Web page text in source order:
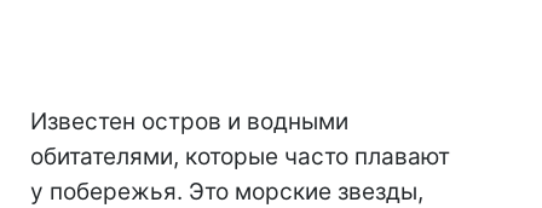
Известен остров и водными
обитателями, которые часто плавают
у побережья. Это морские звезды,